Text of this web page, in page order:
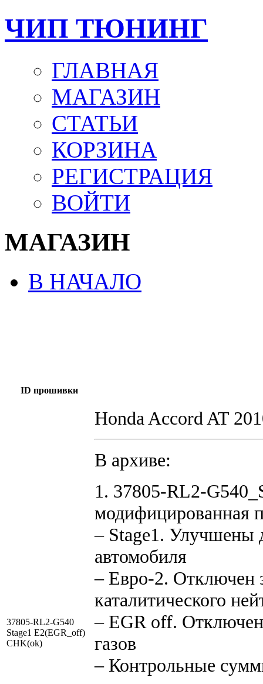
ЧИП ТЮНИНГ
ГЛАВНАЯ
МАГАЗИН
СТАТЬИ
КОРЗИНА
РЕГИСТРАЦИЯ
ВОЙТИ
МАГАЗИН
В НАЧАЛО
ID прошивки
37805-RL2-G540
Stage1 E2(EGR_off)
CHK(ok)
Honda Accord AT
В архиве:
1. 37805-RL2-
модифицированная
– Stage1. Улучшены
автомобиля
– Евро-2. Отключен
каталитического
– EGR off.
газов
– Контрольные